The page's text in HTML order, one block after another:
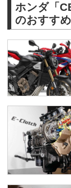
ホンダ「
のおすす